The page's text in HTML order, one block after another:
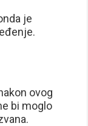
je
ovog
bi moglo